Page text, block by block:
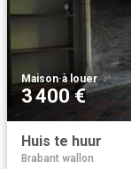
Maison·à louer
3 400 €
Huis te huur
Brabant wallon